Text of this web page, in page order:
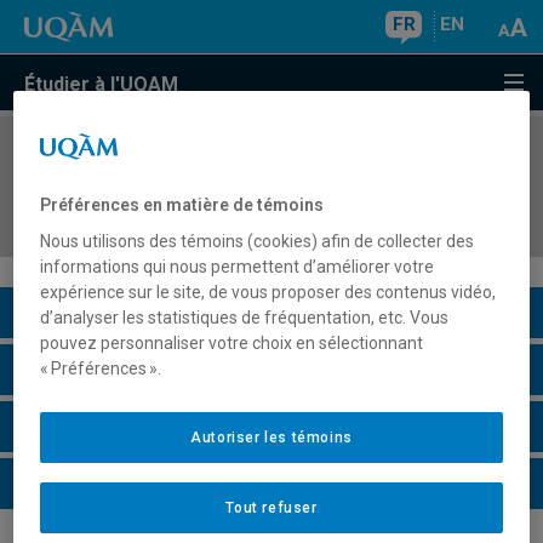
FR EN
Étudier à l'UQAM
COURS//
criminalité financière
Description du cours
Horaire - Été 2026
Horaire - Automne 2026
Horaire - Hiver 2027
Préférences en matière de témoins
Nous utilisons des témoins (cookies) afin de collecter des
informations qui nous permettent d’améliorer votre
expérience sur le site, de vous proposer des contenus vidéo,
d’analyser les statistiques de fréquentation, etc. Vous
pouvez personnaliser votre choix en sélectionnant
« Préférences ».
Tout refuser
Autoriser les témoins